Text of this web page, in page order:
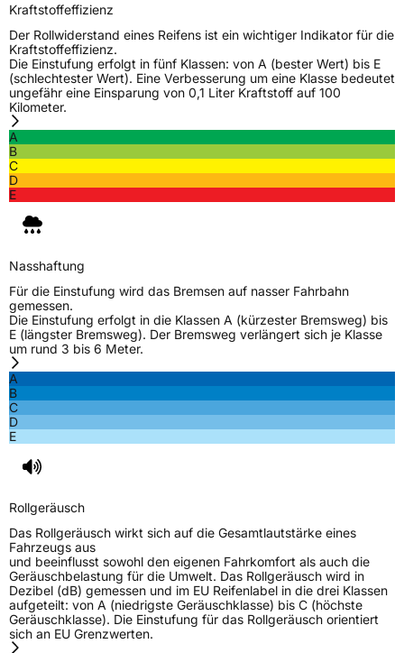
FahrzeugklasseC1
3PMSF / Schneeflockensymbol / Alpine-SymbolNein
EisgripNein
EPREL ID590059
Allgemeine Produktsicherheit (GPSR)
HerstellerkontaktEUCEREP B.V., Roald Dahllaan 33 5629MC
Kraftstoffeffizienz
Der Rollwiderstand eines Reifens ist ein wichtiger Indikator für die
Kraftstoffeffizienz.
Die Einstufung erfolgt in fünf Klassen: von A (bester Wert) bis E
(schlechtester Wert). Eine Verbesserung um eine Klasse bedeutet
ungefähr eine Einsparung von 0,1 Liter Kraftstoff auf 100
Kilometer.
A
B
C
D
E
Nasshaftung
Für die Einstufung wird das Bremsen auf nasser Fahrbahn
gemessen.
Die Einstufung erfolgt in die Klassen A (kürzester Bremsweg) bis
E (längster Bremsweg). Der Bremsweg verlängert sich je Klasse
um rund 3 bis 6 Meter.
A
B
C
D
E
Rollgeräusch
Das Rollgeräusch wirkt sich auf die Gesamtlautstärke eines
Fahrzeugs aus
und beeinflusst sowohl den eigenen Fahrkomfort als auch die
Geräuschbelastung für die Umwelt. Das Rollgeräusch wird in
Dezibel (dB) gemessen und im EU Reifenlabel in die drei Klassen
aufgeteilt: von A (niedrigste Geräuschklasse) bis C (höchste
Geräuschklasse). Die Einstufung für das Rollgeräusch orientiert
sich an EU Grenzwerten.